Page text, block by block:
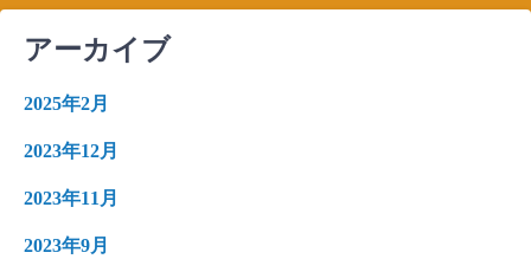
アーカイブ
2025年2月
2023年12月
2023年11月
2023年9月